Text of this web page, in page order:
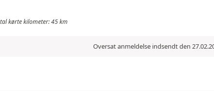
kørte kilometer: 45 km
Oversat anmeldelse indsendt den